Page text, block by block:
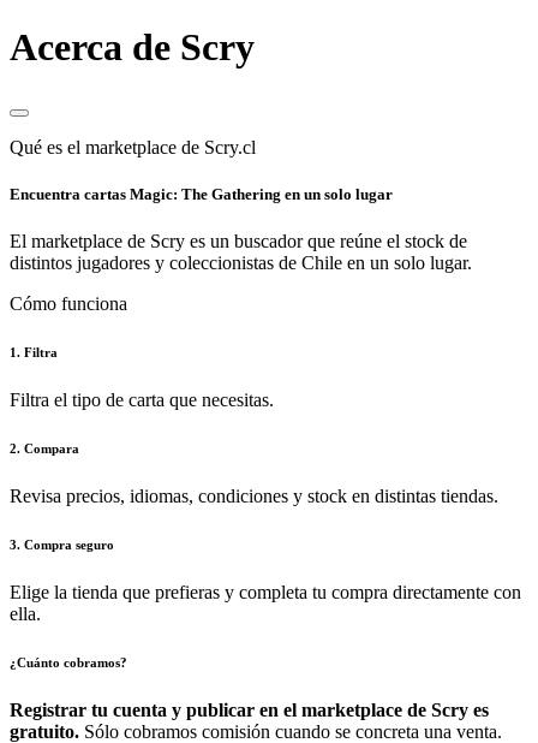
Acerca de Scry
Qué es el marketplace de Scry.cl
Encuentra cartas Magic: The Gathering en un solo lugar
El marketplace de Scry es un buscador que reúne el stock de
distintos jugadores y coleccionistas de Chile en un solo lugar.
Cómo funciona
1. Filtra
Filtra el tipo de carta que necesitas.
2. Compara
Revisa precios, idiomas, condiciones y stock en distintas tiendas.
3. Compra seguro
Elige la tienda que prefieras y completa tu compra directamente con
ella.
¿Cuánto cobramos?
Registrar tu cuenta y publicar en el marketplace de Scry es
gratuito. Sólo cobramos comisión cuando se concreta una venta.